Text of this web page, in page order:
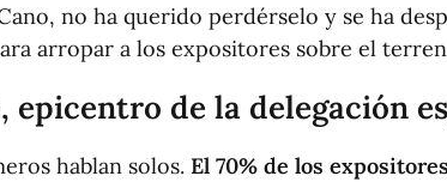
no ha querido perdérselo y se ha
arropar a los expositores sobre el
epicentro de la delegación
hablan solos. El 70% de los